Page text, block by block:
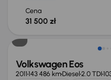
Cena
31 500 zł
Taniej o 2 000 zł
Volkswagen Eos
2011143 486 kmDiesel2.0 TDI